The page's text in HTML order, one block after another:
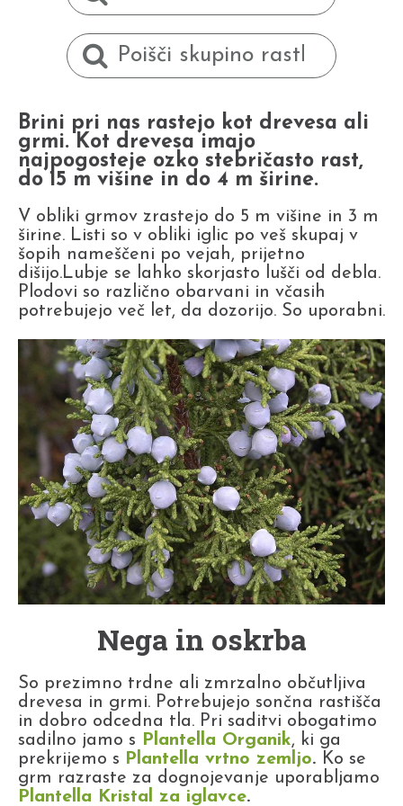
Brini pri nas rastejo kot drevesa ali
grmi. Kot drevesa imajo
najpogosteje ozko stebričasto rast,
do 15 m višine in do 4 m širine.
V obliki grmov zrastejo do 5 m višine in 3 m
širine. Listi so v obliki iglic po veš skupaj v
šopih nameščeni po vejah, prijetno
dišijo.Lubje se lahko skorjasto lušči od debla.
Plodovi so različno obarvani in včasih
potrebujejo več let, da dozorijo. So uporabni.
Nega in oskrba
So prezimno trdne ali zmrzalno občutljiva
drevesa in grmi. Potrebujejo sončna rastišča
in dobro odcedna tla. Pri saditvi obogatimo
sadilno jamo s Plantella Organik, ki ga
prekrijemo s Plantella vrtno zemljo. Ko se
grm razraste za dognojevanje uporabljamo
Plantella Kristal za iglavce.